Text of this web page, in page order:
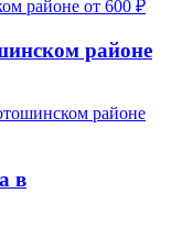
от 600 ₽
районе
в